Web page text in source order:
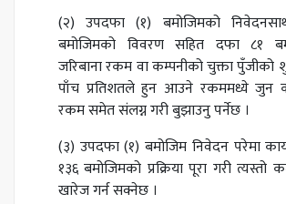
(२) उपदफा (१) बमोजिमको
बमोजिमको विवरण सहित दफा ८१
जरिबाना रकम वा कम्पनीको चुक्ता
पाँच प्रतिशतले हुन आउने रकममध्ये जुन
रकम समेत संलग्न गरी बुझाउनु पर्नेछ ।
(३) उपदफा (१) बमोजिम निवेदन परेमा
१३६ बमोजिमको प्रक्रिया पूरा गरी त्यस्तो
खारेज गर्न सक्नेछ ।